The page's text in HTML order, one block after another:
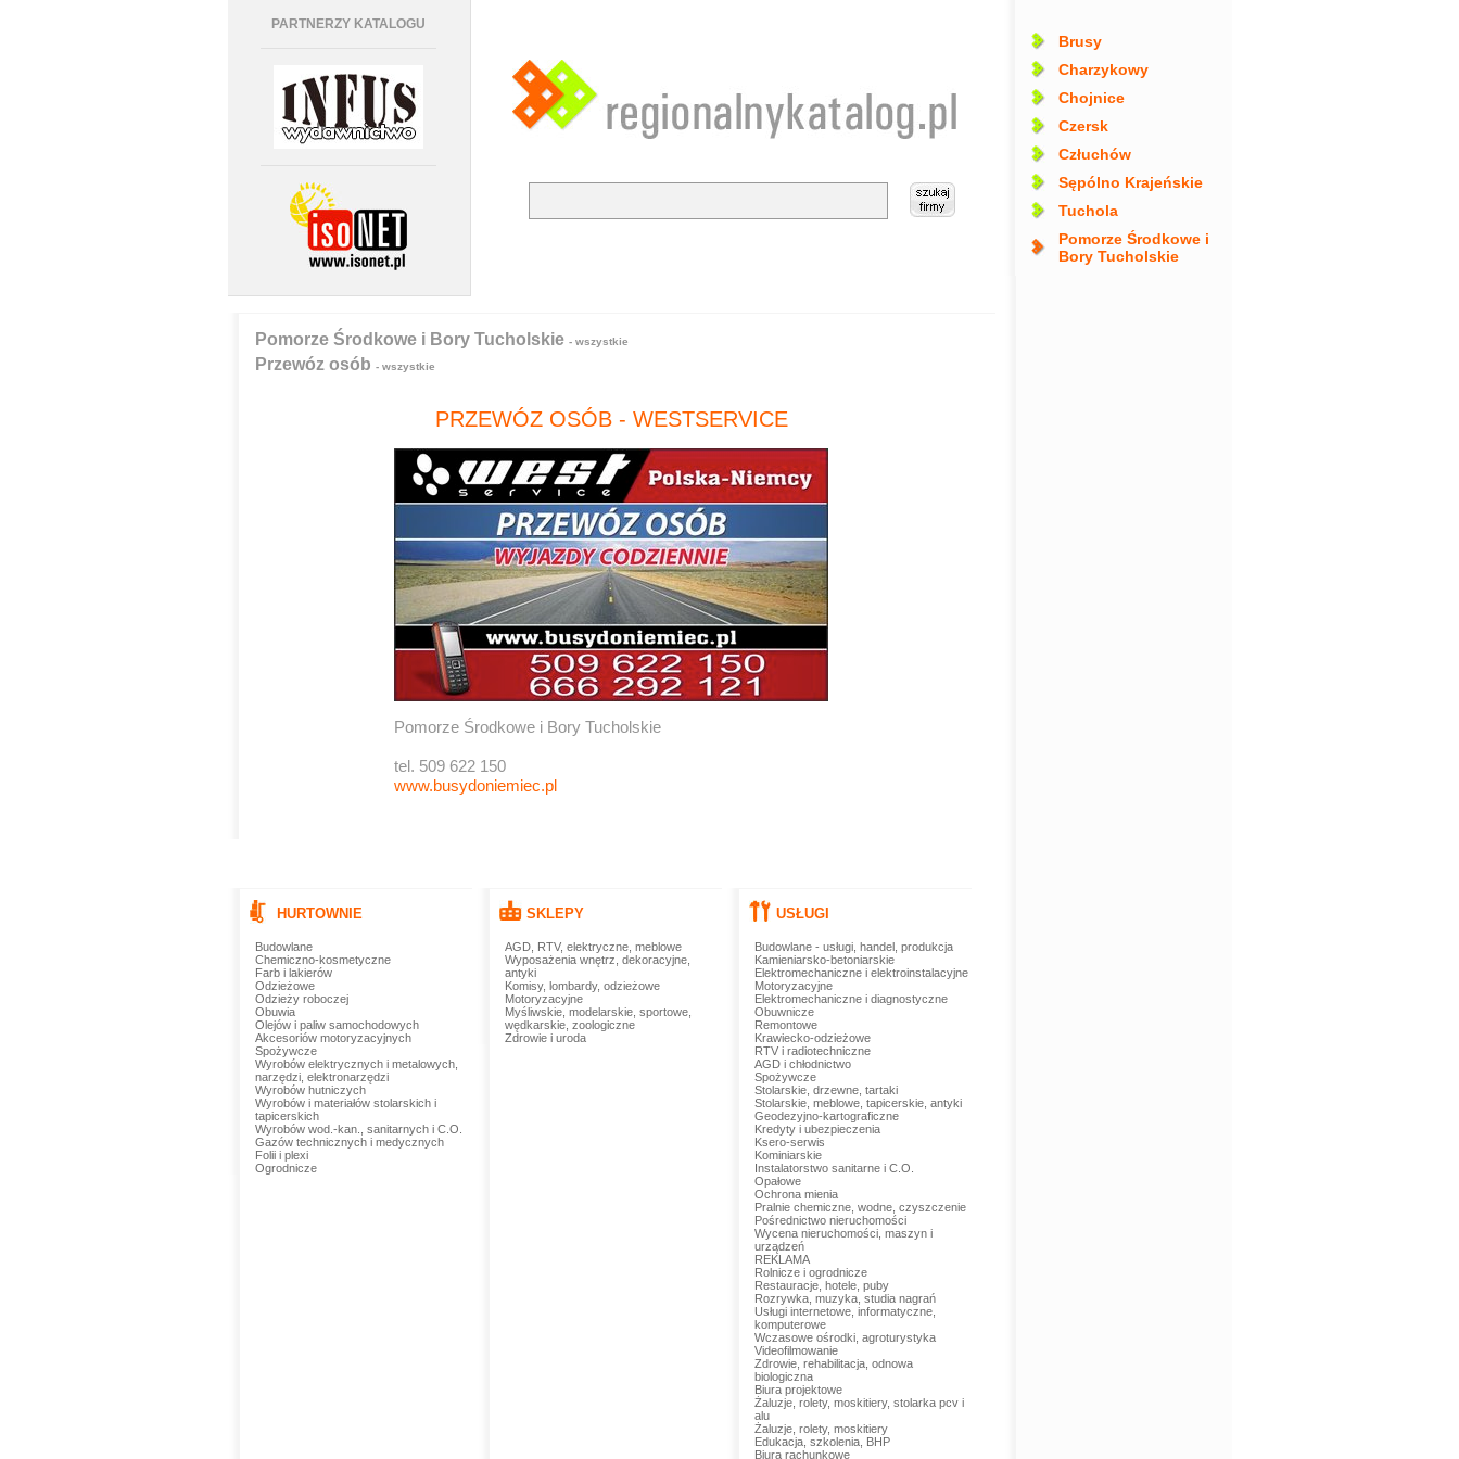
Brusy
Charzykowy
Chojnice
Czersk
Człuchów
Sępólno Krajeńskie
Tuchola
Pomorze Środkowe i
Bory Tucholskie
PARTNERZY KATALOGU
Pomorze Środkowe i Bory Tucholskie - wszystkie
Przewóz osób - wszystkie
PRZEWÓZ OSÓB - WESTSERVICE
Pomorze Środkowe i Bory Tucholskie
tel. 509 622 150
www.busydoniemiec.pl
HURTOWNIE
Budowlane
Chemiczno-kosmetyczne
Farb i lakierów
Odzieżowe
Odzieży roboczej
Obuwia
Olejów i paliw samochodowych
Akcesoriów motoryzacyjnych
Spożywcze
Wyrobów elektrycznych i metalowych,
narzędzi, elektronarzędzi
Wyrobów hutniczych
Wyrobów i materiałów stolarskich i
tapicerskich
Wyrobów wod.-kan., sanitarnych i C.O.
Gazów technicznych i medycznych
Folii i plexi
Ogrodnicze
SKLEPY
AGD, RTV, elektryczne, meblowe
Wyposażenia wnętrz, dekoracyjne,
antyki
Komisy, lombardy, odzieżowe
Motoryzacyjne
Myśliwskie, modelarskie, sportowe,
wędkarskie, zoologiczne
Zdrowie i uroda
USŁUGI
Budowlane - usługi, handel, produkcja
Kamieniarsko-betoniarskie
Elektromechaniczne i elektroinstalacyjne
Motoryzacyjne
Elektromechaniczne i diagnostyczne
Obuwnicze
Remontowe
Krawiecko-odzieżowe
RTV i radiotechniczne
AGD i chłodnictwo
Spożywcze
Stolarskie, drzewne, tartaki
Stolarskie, meblowe, tapicerskie, antyki
Geodezyjno-kartograficzne
Kredyty i ubezpieczenia
Ksero-serwis
Kominiarskie
Instalatorstwo sanitarne i C.O.
Opałowe
Ochrona mienia
Pralnie chemiczne, wodne, czyszczenie
Pośrednictwo nieruchomości
Wycena nieruchomości, maszyn i
urządzeń
REKLAMA
Rolnicze i ogrodnicze
Restauracje, hotele, puby
Rozrywka, muzyka, studia nagrań
Usługi internetowe, informatyczne,
komputerowe
Wczasowe ośrodki, agroturystyka
Videofilmowanie
Zdrowie, rehabilitacja, odnowa
biologiczna
Biura projektowe
Żaluzje, rolety, moskitiery, stolarka pcv i
alu
Żaluzje, rolety, moskitiery
Edukacja, szkolenia, BHP
Biura rachunkowe